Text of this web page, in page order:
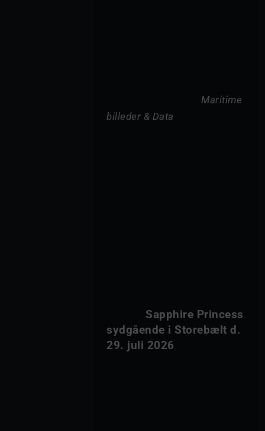
Maritime
billeder & Data
sydgående i Storebælt d.
29. juli 2026